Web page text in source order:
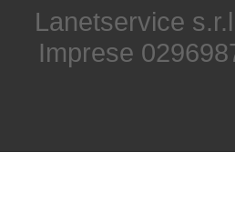
Lanetservice
Imprese